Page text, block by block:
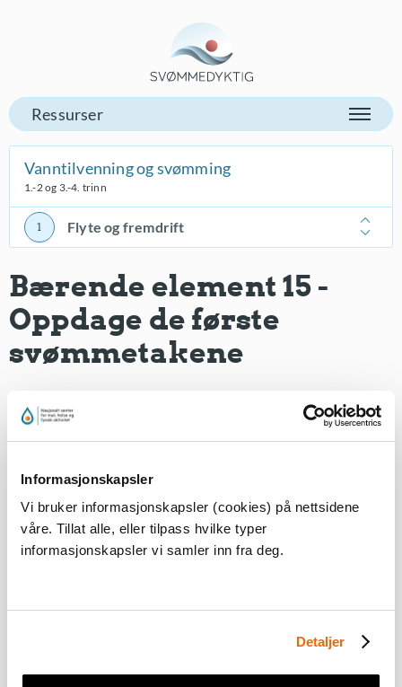
Informasjonskapsler
Vi bruker informasjonskapsler (cookies) på nettsidene
våre. Tillat alle, eller tilpass hvilke typer
informasjonskapsler vi samler inn fra deg.
Detaljer
Vanntilvenning og svømming
1.-2 og 3.-4. trinn
Flyte og fremdrift
Bærende element 15 -
Oppdage de første
svømmetakene
Du måakseptere markedsføringscookiesfor å kunne
se dette innholdet
Eleven skal flyte på mage eller rygg og kombinere
sculling med å dra seg forover eller bakover.